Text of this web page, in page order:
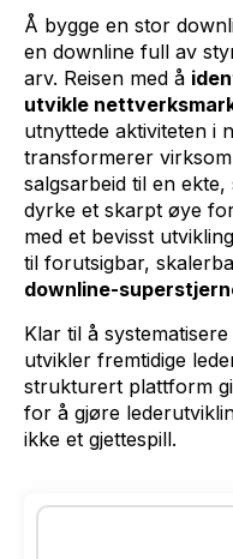
Å bygge en stor
en downline full av
arv. Reisen med å
utvikle
utnyttede aktiviteten i
transformerer
salgsarbeid til en ekte,
dyrke et skarpt øye
med et bevisst
til forutsigbar,
downline-
Klar til å
utvikler fremtidige
strukturert plattform
for å gjøre
ikke et gjettespill.